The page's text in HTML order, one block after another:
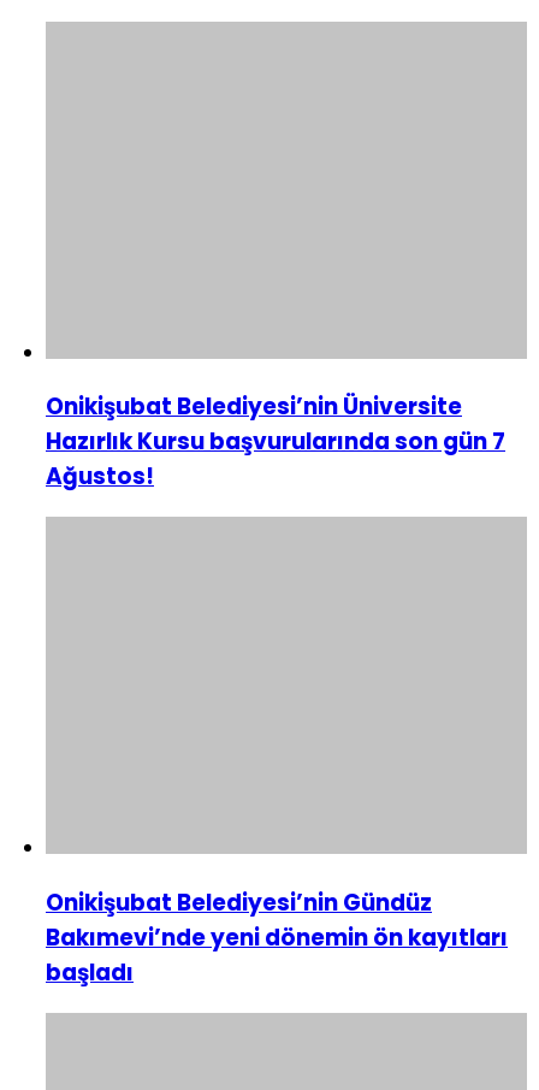
Onikişubat Belediyesi’nin Üniversite
Hazırlık Kursu başvurularında son gün 7
Ağustos!
Onikişubat Belediyesi’nin Gündüz
Bakımevi’nde yeni dönemin ön kayıtları
başladı